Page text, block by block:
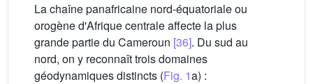
La chaîne panafricaine nord-équatoriale ou
orogène d'Afrique centrale affecte la plus
grande partie du Cameroun [36]. Du sud au
nord, on y reconnaît trois domaines
géodynamiques distincts (Fig. 1a) :